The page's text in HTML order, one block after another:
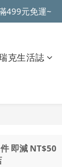
499元免運~
499元免運~
499元免運~
克生活誌
即減 NT$50